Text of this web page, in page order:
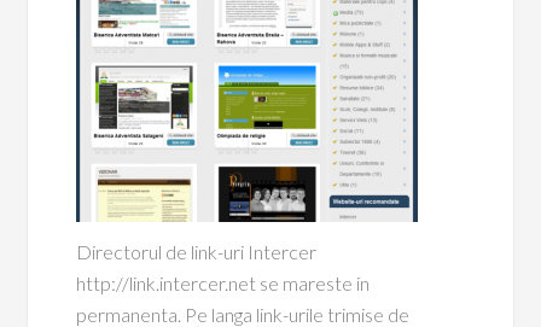
Directorul de link-uri Intercer
http://link.intercer.net se mareste in
permanenta. Pe langa link-urile trimise de